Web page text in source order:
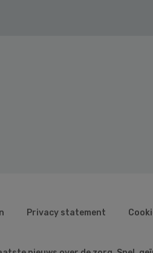
Privacy statement